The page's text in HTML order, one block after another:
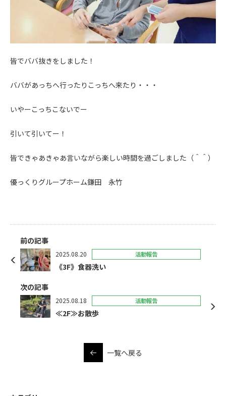
皆でババ抜きをしました！
ババがあっちへ行ったりこっちへ来たり・・・
いやーこっちこないでー
引いて引いてー！
皆できゃあきゃあ言いながら楽しい時間を過ごしました（＾＾）
優っくりグループホーム鎌田 永竹
前の記事
2025.08.20 活動報告
《3F》食器洗い
次の記事
2025.08.18 活動報告
≪2F≫お散歩
一覧へ戻る